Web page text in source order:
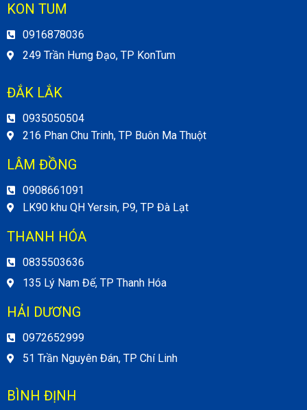
KON TUM
0916878036
249 Trần Hưng Đạo, TP KonTum
ĐẮK LẮK
0935050504
216 Phan Chu Trinh, TP Buôn Ma Thuột
LÂM ĐỒNG
0908661091
LK90 khu QH Yersin, P9, TP Đà Lạt
THANH HÓA
0835503636
135 Lý Nam Đế, TP Thanh Hóa
HẢI DƯƠNG
0972652999
51 Trần Nguyên Đán, TP Chí Linh
BÌNH ĐỊNH